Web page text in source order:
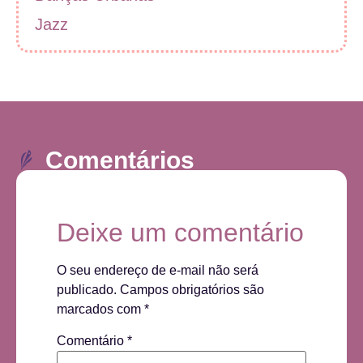
Jazz
Comentários
Deixe um comentário
O seu endereço de e-mail não será
publicado. Campos obrigatórios são
marcados com *
Comentário *